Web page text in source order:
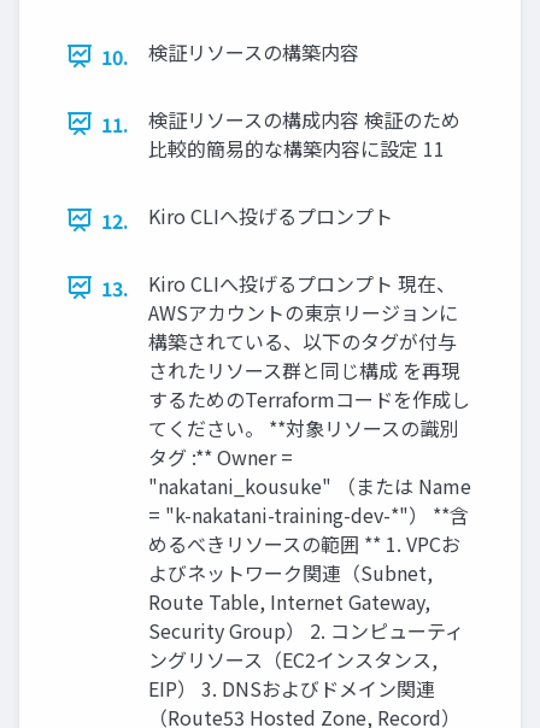
10. 検証リソースの構築内容
11.
検証リソースの構成内容 検証のため
比較的簡易的な構築内容に設定 11
12. Kiro CLIへ投げるプロンプト
13.
Kiro CLIへ投げるプロンプト 現在、
AWSアカウントの東京リージョンに
構築されている、以下のタグが付与
されたリソース群と同じ構成 を再現
するためのTerraformコードを作成し
てください。 **対象リソースの識別
タグ :** Owner =
"nakatani_kousuke" （または Name
= "k-nakatani-training-dev-*"） **含
めるべきリソースの範囲 ** 1. VPCお
よびネットワーク関連（Subnet,
Route Table, Internet Gateway,
Security Group） 2. コンピューティ
ングリソース（EC2インスタンス,
EIP） 3. DNSおよびドメイン関連
（Route53 Hosted Zone, Record）